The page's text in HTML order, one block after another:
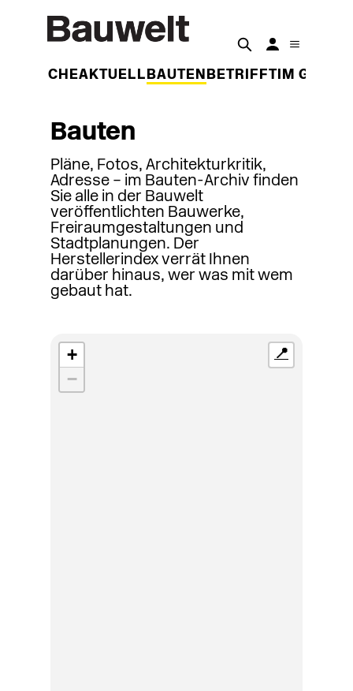
WOCHEAKTUELL BAUTEN BETRIFFT IM
Bauten
Pläne, Fotos, Architekturkritik,
Adresse – im Bauten-Archiv finden
Sie alle in der Bauwelt
veröffentlichten Bauwerke,
Freiraumgestaltungen und
Stadtplanungen. Der
Herstellerindex verrät Ihnen
darüber hinaus, wer was mit wem
gebaut hat.
+
−
📍